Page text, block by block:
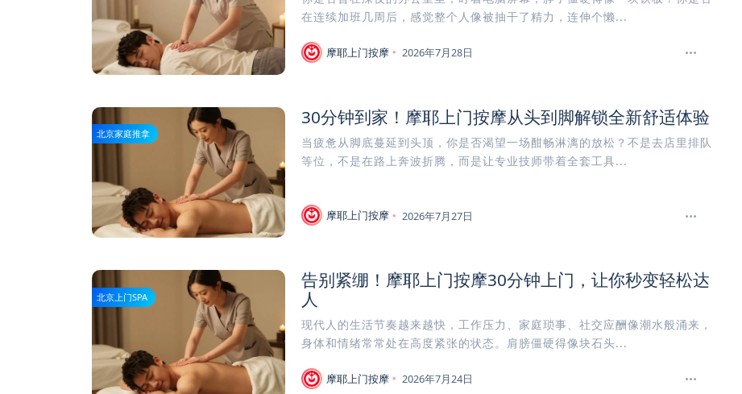
在连续加班几周后，感觉整个人像被抽干了精力，连伸个懒...
摩耶上门按摩 2026年7月28日
北京家庭推拿
30分钟到家！摩耶上门按摩从头到脚解锁全新舒适体验
当疲惫从脚底蔓延到头顶，你是否渴望一场酣畅淋漓的放松？不是去店里排队
等位，不是在路上奔波折腾，而是让专业技师带着全套工具...
摩耶上门按摩 2026年7月27日
北京上门SPA
告别紧绷！摩耶上门按摩30分钟上门，让你秒变轻松达
人
现代人的生活节奏越来越快，工作压力、家庭琐事、社交应酬像潮水般涌来，
身体和情绪常常处在高度紧张的状态。肩膀僵硬得像块石头...
摩耶上门按摩 2026年7月24日